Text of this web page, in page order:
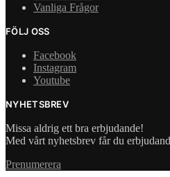
Vanliga Frågor
FÖLJ OSS
Facebook
Instagram
Youtube
NYHETSBREV
Missa aldrig ett bra erbjudande!
Med vårt nyhetsbrev får du
Prenumerera